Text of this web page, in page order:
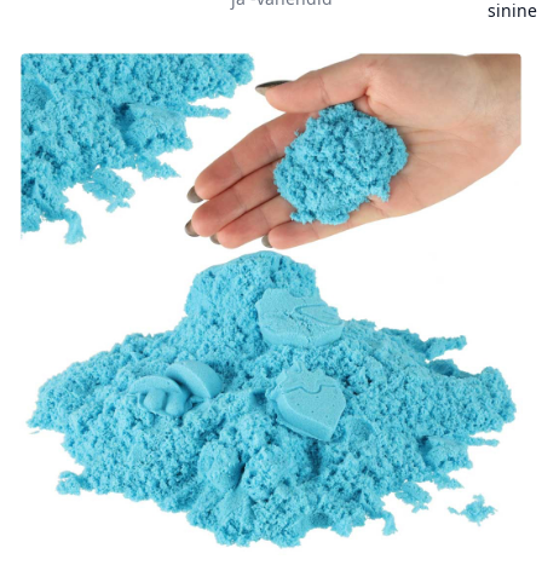
sinine